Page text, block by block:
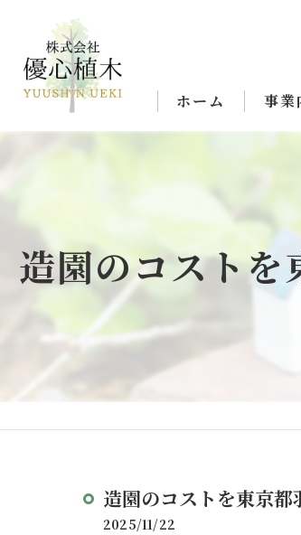
ホーム 事業
造園のコストを
造園のコストを東京
2025/11/22